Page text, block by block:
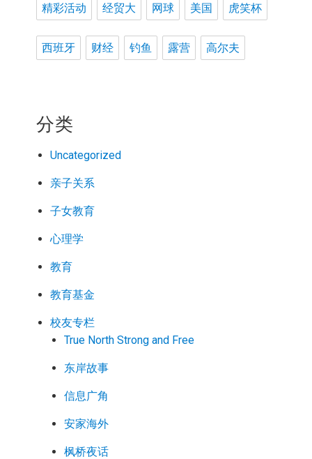
精彩活动 经贸大 网球 美国 虎笑杯
西班牙 财经 钓鱼 露营 高尔夫
分类
Uncategorized
亲子关系
子女教育
心理学
教育
教育基金
校友专栏
True North Strong and Free
东岸故事
信息广角
安家海外
枫桥夜话